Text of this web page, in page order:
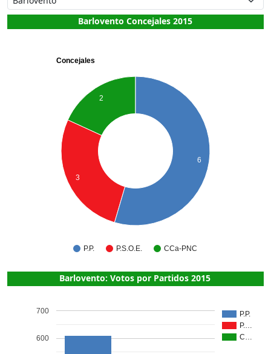
Barlovento Concejales 2015
Concejales
P.P. P.S.O.E. CCa-PNC
2
3
6
Barlovento: Votos por Partidos 2015
P.P.
P.…
C…
600
700